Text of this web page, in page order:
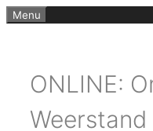
Ga
inhoud
Menu
ONLINE:
Weerstand